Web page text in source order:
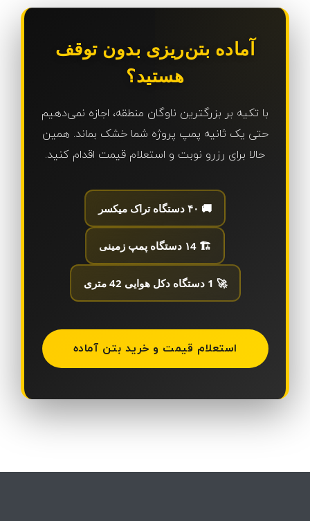
آماده بتن‌ریزی بدون توقف
هستید؟
با تکیه بر بزرگترین ناوگان منطقه، اجازه نمی‌دهیم
حتی یک ثانیه پمپ پروژه شما خشک بماند. همین
حالا برای رزرو نوبت و استعلام قیمت اقدام کنید.
🚚 ۴۰ دستگاه تراک میکسر
🏗️ ۱4 دستگاه پمپ زمینی
🚀 1 دستگاه دکل هوایی 42 متری
استعلام قیمت و خرید بتن آماده